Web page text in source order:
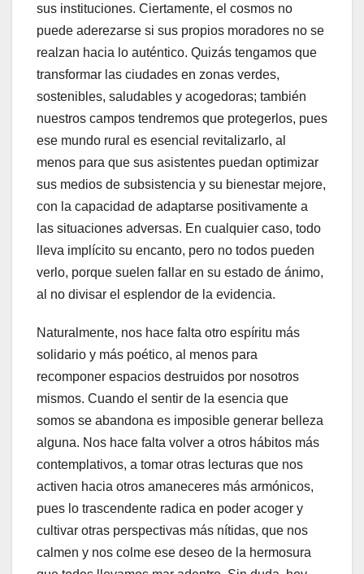
sus instituciones. Ciertamente, el cosmos no
puede aderezarse si sus propios moradores no se
realzan hacia lo auténtico. Quizás tengamos que
transformar las ciudades en zonas verdes,
sostenibles, saludables y acogedoras; también
nuestros campos tendremos que protegerlos, pues
ese mundo rural es esencial revitalizarlo, al
menos para que sus asistentes puedan optimizar
sus medios de subsistencia y su bienestar mejore,
con la capacidad de adaptarse positivamente a
las situaciones adversas. En cualquier caso, todo
lleva implícito su encanto, pero no todos pueden
verlo, porque suelen fallar en su estado de ánimo,
al no divisar el esplendor de la evidencia.
Naturalmente, nos hace falta otro espíritu más
solidario y más poético, al menos para
recomponer espacios destruidos por nosotros
mismos. Cuando el sentir de la esencia que
somos se abandona es imposible generar belleza
alguna. Nos hace falta volver a otros hábitos más
contemplativos, a tomar otras lecturas que nos
activen hacia otros amaneceres más armónicos,
pues lo trascendente radica en poder acoger y
cultivar otras perspectivas más nítidas, que nos
calmen y nos colme ese deseo de la hermosura